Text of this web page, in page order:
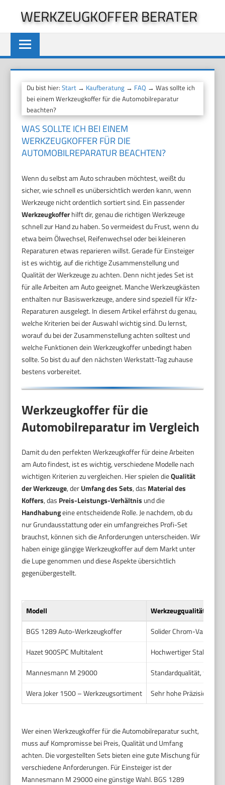
springen
WERKZEUGKOFFER BERATER
Du bist hier:Start → Kaufberatung → FAQ → Was sollte ich
bei einem Werkzeugkoffer für die Automobilreparatur
beachten?
WAS SOLLTE ICH BEI EINEM
WERKZEUGKOFFER FÜR DIE
AUTOMOBILREPARATUR BEACHTEN?
Wenn du selbst am Auto schrauben möchtest, weißt du
sicher, wie schnell es unübersichtlich werden kann, wenn
Werkzeuge nicht ordentlich sortiert sind. Ein passender
Werkzeugkofferhilft dir, genau die richtigen Werkzeuge
schnell zur Hand zu haben. So vermeidest du Frust, wenn du
etwa beim Ölwechsel, Reifenwechsel oder bei kleineren
Reparaturen etwas reparieren willst. Gerade für Einsteiger
ist es wichtig, auf die richtige Zusammenstellung und
Qualität der Werkzeuge zu achten. Denn nicht jedes Set ist
für alle Arbeiten am Auto geeignet. Manche Werkzeugkästen
enthalten nur Basiswerkzeuge, andere sind speziell für Kfz-
Reparaturen ausgelegt. In diesem Artikel erfährst du genau,
welche Kriterien bei der Auswahl wichtig sind. Du lernst,
worauf du bei der Zusammenstellung achten solltest und
welche Funktionen dein Werkzeugkoffer unbedingt haben
sollte. So bist du auf den nächsten Werkstatt-Tag zuhause
bestens vorbereitet.
Werkzeugkoffer für die
Automobilreparatur im Vergleich
Damit du den perfekten Werkzeugkoffer für deine Arbeiten
am Auto findest, ist es wichtig, verschiedene Modelle nach
wichtigen Kriterien zu vergleichen. Hier spielen dieQualität
der Werkzeuge, derUmfang des Sets, das Material des
Koffers, das Preis-Leistungs-Verhältnis und die
Handhabungeine entscheidende Rolle. Je nachdem, ob du
nur Grundausstattung oder ein umfangreiches Profi-Set
brauchst, können sich die Anforderungen unterscheiden. Wir
haben einige gängige Werkzeugkoffer auf dem Markt unter
die Lupe genommen und diese Aspekte übersichtlich
gegenübergestellt.
Modell
Werkzeugqualität
BGS 1289 Auto-Werkzeugkoffer
Solider Chrom-
Hazet 900SPC Multitalent
Hochwertiger Stahl,
Mannesmann M 29000
Standardqualität, für
Wera Joker 1500 – Werkzeugsortiment
Sehr hohe Präzision
Wer einen Werkzeugkoffer für die Automobilreparatur sucht,
muss auf Kompromisse bei Preis, Qualität und Umfang
achten. Die vorgestellten Sets bieten eine gute Mischung für
verschiedene Anforderungen. Für Einsteiger ist der
Mannesmann M 29000 eine günstige Wahl. BGS 1289